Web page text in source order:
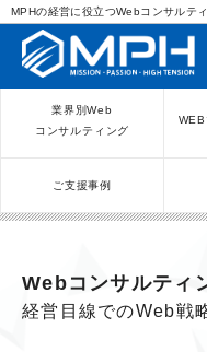
MPHの経営に役立つWebコンサルテ
業界別Web
コンサルティング
ご支援事例
Webコンサルティ
経営目線でのWeb戦